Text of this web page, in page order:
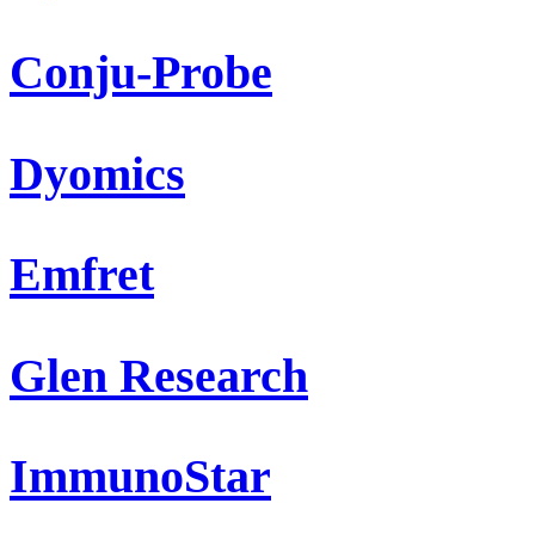
Conju-Probe
Dyomics
Emfret
Glen Research
ImmunoStar